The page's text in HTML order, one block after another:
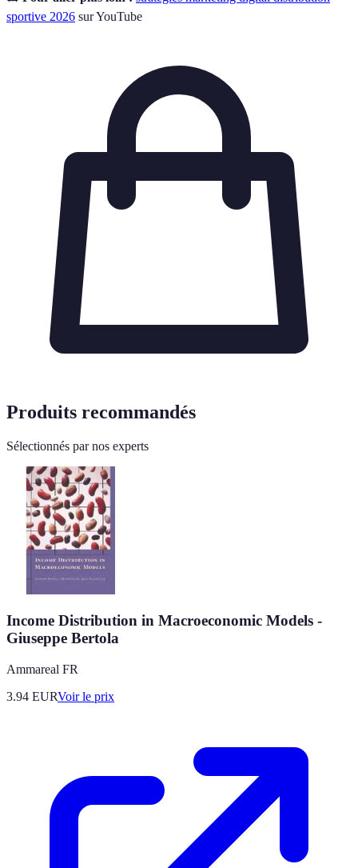
sportive 2026 sur YouTube
Produits recommandés
Sélectionnés par nos experts
Income Distribution in Macroeconomic Models -
Giuseppe Bertola
Ammareal FR
3.94 EURVoir le prix